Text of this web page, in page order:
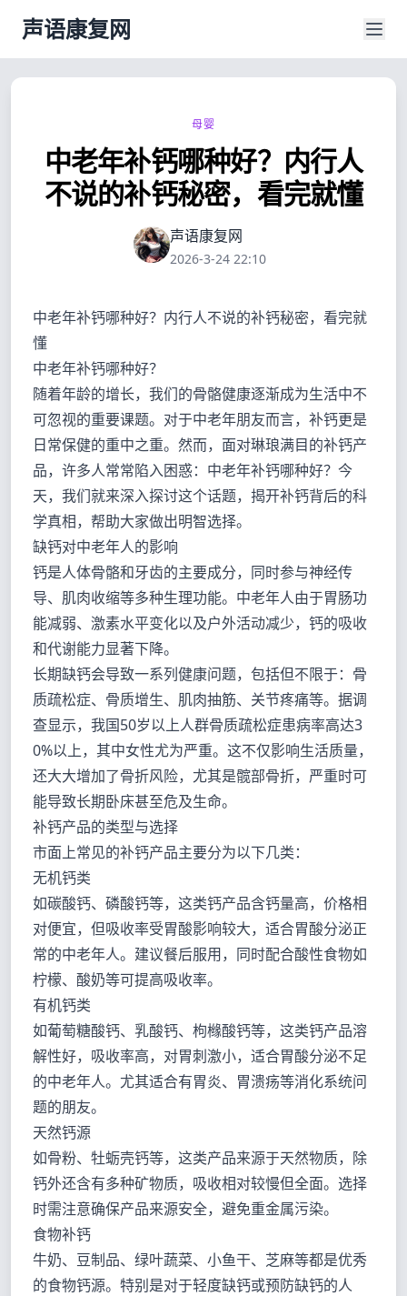
声语康复网
母婴
中老年补钙哪种好？内行人
不说的补钙秘密，看完就懂
声语康复网
2026-3-24 22:10
中老年补钙哪种好？内行人不说的补钙秘密，看完就
懂
中老年补钙哪种好？
随着年龄的增长，我们的骨骼健康逐渐成为生活中不
可忽视的重要课题。对于中老年朋友而言，补钙更是
日常保健的重中之重。然而，面对琳琅满目的补钙产
品，许多人常常陷入困惑：中老年补钙哪种好？今
天，我们就来深入探讨这个话题，揭开补钙背后的科
学真相，帮助大家做出明智选择。
缺钙对中老年人的影响
钙是人体骨骼和牙齿的主要成分，同时参与神经传
导、肌肉收缩等多种生理功能。中老年人由于胃肠功
能减弱、激素水平变化以及户外活动减少，钙的吸收
和代谢能力显著下降。
长期缺钙会导致一系列健康问题，包括但不限于：骨
质疏松症、骨质增生、肌肉抽筋、关节疼痛等。据调
查显示，我国50岁以上人群骨质疏松症患病率高达3
0%以上，其中女性尤为严重。这不仅影响生活质量，
还大大增加了骨折风险，尤其是髋部骨折，严重时可
能导致长期卧床甚至危及生命。
补钙产品的类型与选择
市面上常见的补钙产品主要分为以下几类：
无机钙类
如碳酸钙、磷酸钙等，这类钙产品含钙量高，价格相
对便宜，但吸收率受胃酸影响较大，适合胃酸分泌正
常的中老年人。建议餐后服用，同时配合酸性食物如
柠檬、酸奶等可提高吸收率。
有机钙类
如葡萄糖酸钙、乳酸钙、枸橼酸钙等，这类钙产品溶
解性好，吸收率高，对胃刺激小，适合胃酸分泌不足
的中老年人。尤其适合有胃炎、胃溃疡等消化系统问
题的朋友。
天然钙源
如骨粉、牡蛎壳钙等，这类产品来源于天然物质，除
钙外还含有多种矿物质，吸收相对较慢但全面。选择
时需注意确保产品来源安全，避免重金属污染。
食物补钙
牛奶、豆制品、绿叶蔬菜、小鱼干、芝麻等都是优秀
的食物钙源。特别是对于轻度缺钙或预防缺钙的人